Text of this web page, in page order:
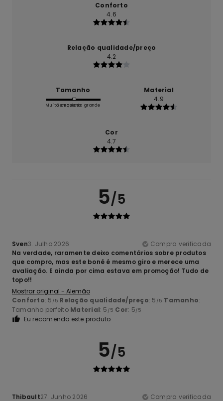
Conforto
4.6
Relação qualidade/preço
4.2
Tamanho
Muito pequeno
Demasiado grande
Material
4.9
Cor
4.7
5/5
Sven3. Julho 2026
Compra verificada
Na verdade, raramente deixo comentários sobre produtos
que compro, mas este boné é mesmo giro e merece uma
avaliação. E ainda por cima estava em promoção! Tudo de
topo!!
Mostrar original - Alemão
Conforto: 5 /5 Relação qualidade/preço: 5 /5 Tamanho:
Tamanho perfeito Material: 5 /5 Cor: 5/5
Eu recomendo este produto
5/5
Thibault27. Junho 2026 Compra verificada